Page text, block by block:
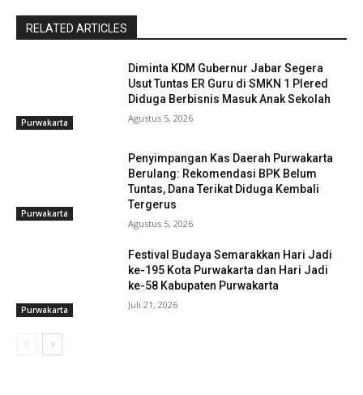
RELATED ARTICLES
Purwakarta
Diminta KDM Gubernur Jabar Segera
Usut Tuntas ER Guru di SMKN 1 Plered
Diduga Berbisnis Masuk Anak Sekolah
Agustus 5, 2026
Purwakarta
Penyimpangan Kas Daerah Purwakarta
Berulang: Rekomendasi BPK Belum
Tuntas, Dana Terikat Diduga Kembali
Tergerus
Agustus 5, 2026
Purwakarta
Festival Budaya Semarakkan Hari Jadi
ke-195 Kota Purwakarta dan Hari Jadi
ke-58 Kabupaten Purwakarta
Juli 21, 2026